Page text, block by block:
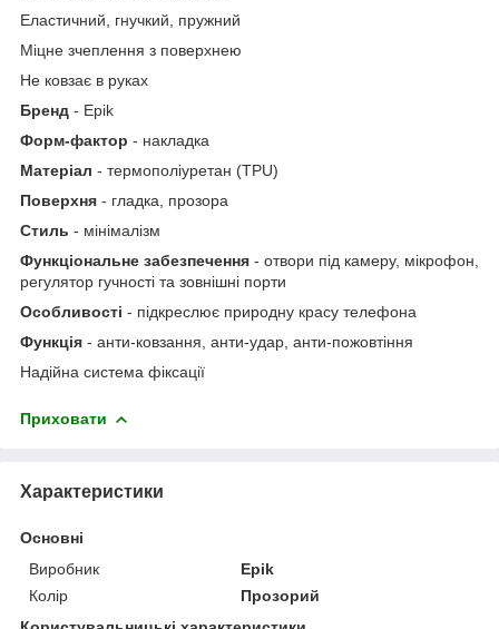
Еластичний, гнучкий, пружний
Міцне зчеплення з поверхнею
Не ковзає в руках
Бренд - Epik
Форм-фактор - накладка
Матеріал - термополiуретан (TPU)
Поверхня - гладка, прозора
Стиль - мінімалізм
Функціональне забезпечення - отвори під камеру, мікрофон,
регулятор гучності та зовнішні порти
Особливості - підкреслює природну красу телефона
Функція - анти-ковзання, анти-удар, анти-пожовтіння
Надійна система фіксації
Приховати
Характеристики
Основні
Виробник
Epik
Колір
Прозорий